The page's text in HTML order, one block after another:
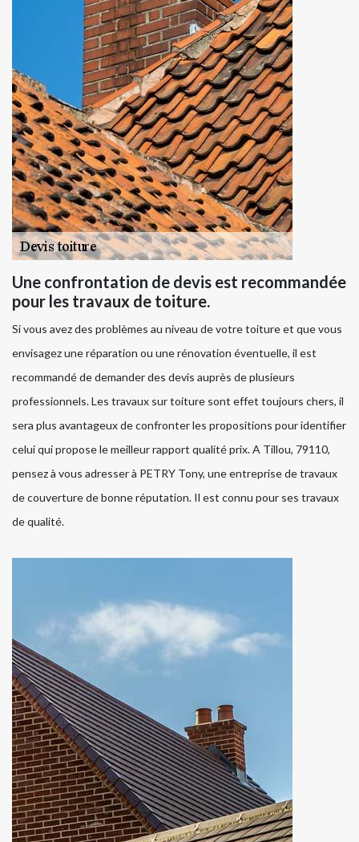
Une confrontation de devis est recommandée
pour les travaux de toiture.
Si vous avez des problèmes au niveau de votre toiture et que vous
envisagez une réparation ou une rénovation éventuelle, il est
recommandé de demander des devis auprès de plusieurs
professionnels. Les travaux sur toiture sont effet toujours chers, il
sera plus avantageux de confronter les propositions pour identifier
celui qui propose le meilleur rapport qualité prix. A Tillou, 79110,
pensez à vous adresser à PETRY Tony, une entreprise de travaux
de couverture de bonne réputation. Il est connu pour ses travaux
de qualité.